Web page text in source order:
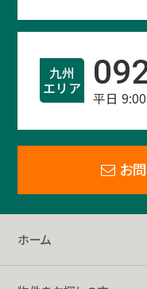
九州
エリア
平日
お
ホーム